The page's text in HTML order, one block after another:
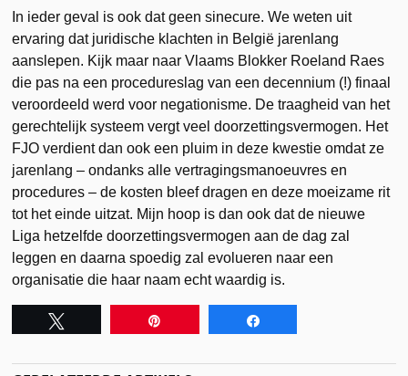
In ieder geval is ook dat geen sinecure. We weten uit
ervaring dat juridische klachten in België jarenlang
aanslepen. Kijk maar naar Vlaams Blokker Roeland Raes
die pas na een procedureslag van een decennium (!) finaal
veroordeeld werd voor negationisme. De traagheid van het
gerechtelijk systeem vergt veel doorzettingsvermogen. Het
FJO verdient dan ook een pluim in deze kwestie omdat ze
jarenlang – ondanks alle vertragingsmanoeuvres en
procedures – de kosten bleef dragen en deze moeizame rit
tot het einde uitzat. Mijn hoop is dan ook dat de nieuwe
Liga hetzelfde doorzettingsvermogen aan de dag zal
leggen en daarna spoedig zal evolueren naar een
organisatie die haar naam echt waardig is.